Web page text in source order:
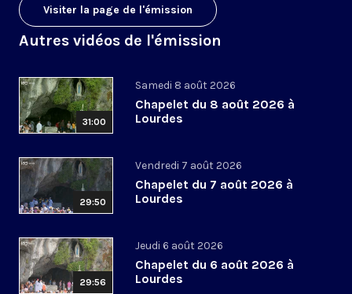
Visiter la page de l'émission
Autres vidéos de l'émission
31:00
Samedi 8 août 2026
Chapelet du 8 août 2026 à
Lourdes
29:50
Vendredi 7 août 2026
Chapelet du 7 août 2026 à
Lourdes
29:56
Jeudi 6 août 2026
Chapelet du 6 août 2026 à
Lourdes